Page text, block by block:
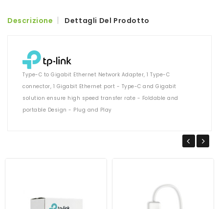
Descrizione Dettagli Del Prodotto
Type-C to Gigabit Ethernet Network Adapter, 1 Type-C
connector, 1 Gigabit Ethernet port - Type-C and Gigabit
solution ensure high speed transfer rate - Foldable and
portable Design - Plug and Play